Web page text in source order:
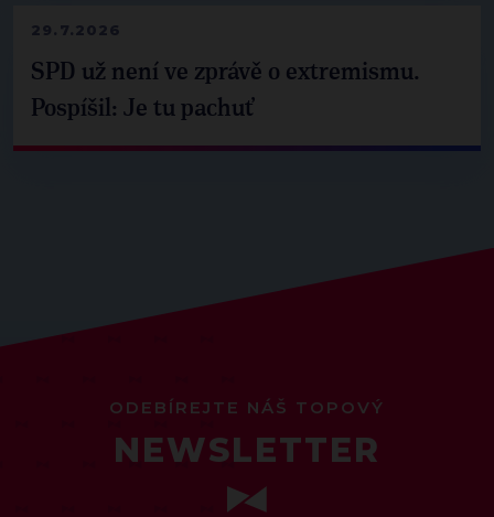
29.7.2026
SPD už není ve zprávě o extremismu.
Pospíšil: Je tu pachuť
ODEBÍREJTE NÁŠ TOPOVÝ
NEWSLETTER